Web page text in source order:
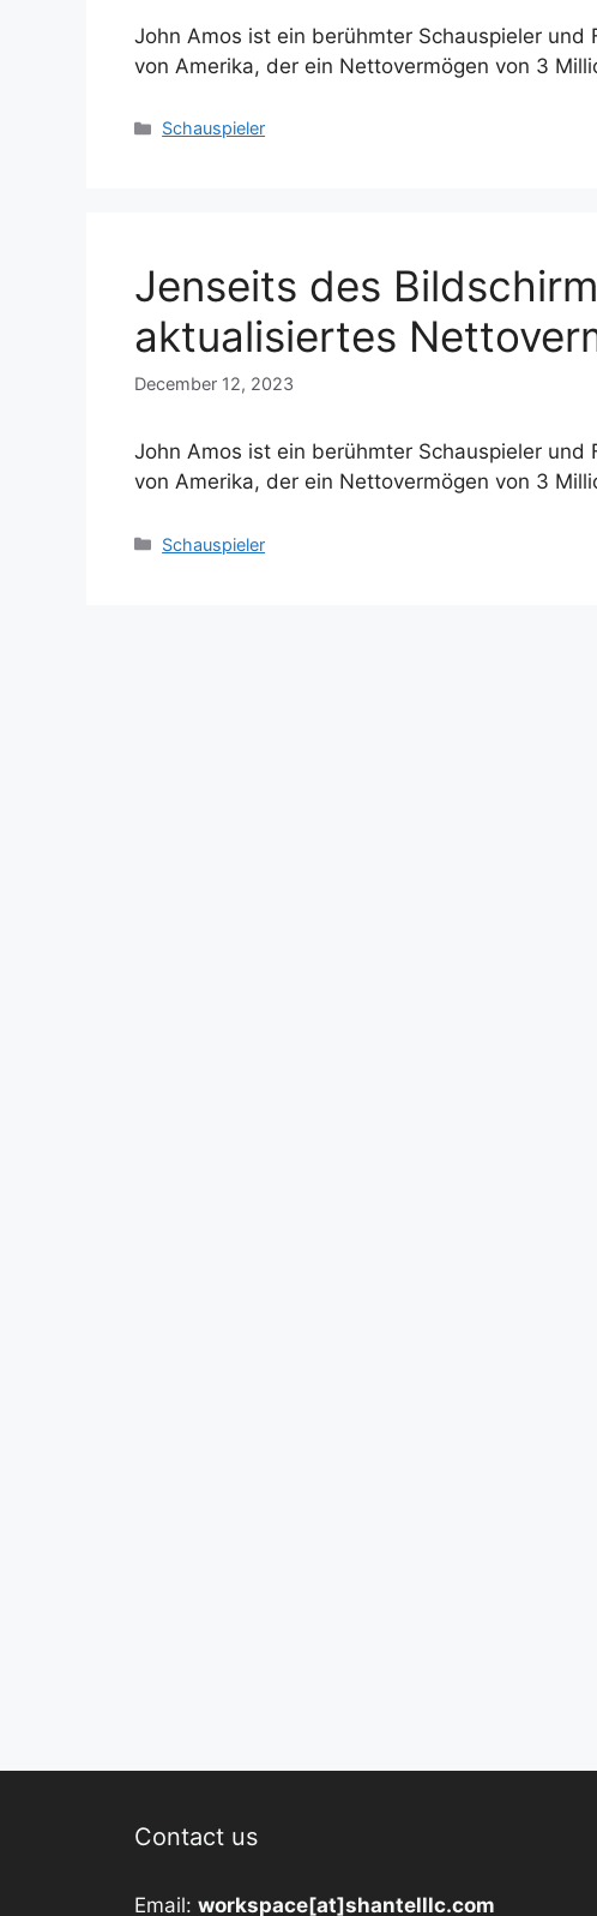
John Amos ist ein berühmter Schauspieler
von Amerika, der ein Nettovermögen von 3
Categories
Schauspieler
Jenseits des
aktualisiertes
December 12, 2023
John Amos ist ein berühmter Schauspieler
von Amerika, der ein Nettovermögen von 3
Categories
Schauspieler
Contact us
Email: workspace[at]shantelllc.com